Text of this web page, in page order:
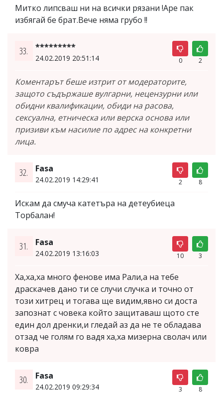
Митко липсваш ни на всички рязани !Аре пак
избягай бе брат.Вече няма грубо !!
33. *********
24.02.2019 20:51:14 0 2
Коментарът беше изтрит от модераторите,
защото съдържаше вулгарни, нецензурни или
обидни квалификации, обиди на расова,
сексуална, етническа или верска основа или
призиви към насилие по адрес на конкретни
лица.
32. Fasa
24.02.2019 14:29:41 2 8
Искам да смуча катетъра на детеубиеца
Торбалан!
31. Fasa
24.02.2019 13:16:03 10 3
Ха,ха,ха много фенове има Рали,а на тебе
драскачев дано ти се случи случка и точно от
този хитрец и тогава ще видим,явно си доста
запознат с човека който защитаваш щото сте
един дол дренки,и гледай аз да не те обладава
отзад че голям го вадя ха,ха мизерна сволач или
ковра
30. Fasa
24.02.2019 09:29:34 3 8